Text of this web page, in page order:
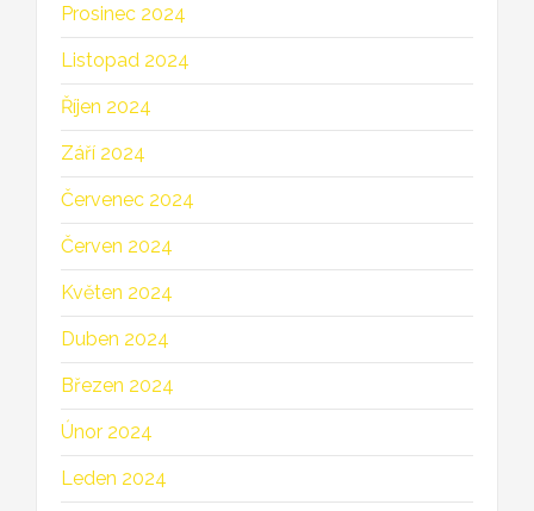
Prosinec 2024
Listopad 2024
Říjen 2024
Září 2024
Červenec 2024
Červen 2024
Květen 2024
Duben 2024
Březen 2024
Únor 2024
Leden 2024